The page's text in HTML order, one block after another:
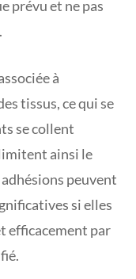
prévu et ne pas
à
tissus, ce qui se
se collent
ainsi le
peuvent
si elles
efficacement par